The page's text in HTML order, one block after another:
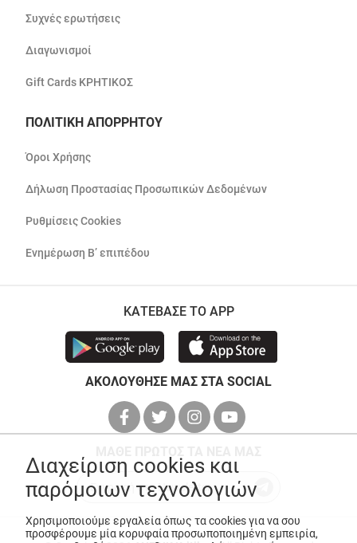
Συχνές ερωτήσεις
Διαγωνισμοί
Gift Cards ΚΡΗΤΙΚΟΣ
ΠΟΛΙΤΙΚΗ ΑΠΟΡΡΗΤΟΥ
Όροι Χρήσης
Δήλωση Προστασίας Προσωπικών Δεδομένων
Ρυθμίσεις Cookies
Ενημέρωση Β’ επιπέδου
ΚΑΤΕΒΑΣΕ ΤΟ APP
ΑΚΟΛΟΥΘΗΣΕ ΜΑΣ ΣΤΑ SOCIAL
Διαχείριση cookies και
παρόμοιων τεχνολογιών
Χρησιμοποιούμε εργαλεία όπως τα cookies για να σου
προσφέρουμε μία κορυφαία προσωποποιημένη εμπειρία,